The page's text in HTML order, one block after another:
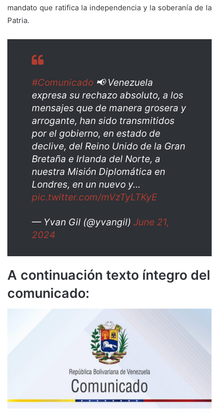
mandato que ratifica la independencia y la soberanía de la
Patria.
#Comunicado 📢 Venezuela
expresa su rechazo absoluto, a los
mensajes que de manera grosera y
arrogante, han sido transmitidos
por el gobierno, en estado de
declive, del Reino Unido de la Gran
Bretaña e Irlanda del Norte, a
nuestra Misión Diplomática en
Londres, en un nuevo y…
pic.twitter.com/mVzTyLTKyE
— Yvan Gil (@yvangil) June 21,
2024
A continuación texto íntegro del
comunicado: